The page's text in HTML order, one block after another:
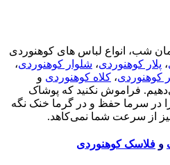
شب، انواع لباس های کوهنوردی
، پلار کوهنوردی، شلوار کوهنوردی،
کوهنوردی، کلاه کوهنوردی و
فراموش نکنید که پوشاک
در سرما حفظ و در گرما خنک نگه
از سرعت شما نمی‌کاهد.
و فلاسک کوهنوردی